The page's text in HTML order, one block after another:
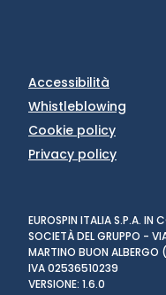
Accessibilità
Whistleblowing
Cookie policy
Privacy policy
EUROSPIN ITALIA S.P.A. IN
SOCIETÀ DEL GRUPPO -
MARTINO BUON
IVA 02536510239
VERSIONE: 1.6.0